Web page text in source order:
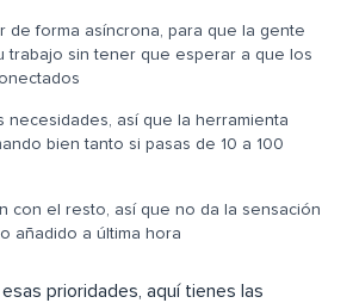
de forma asíncrona, para que la gente
trabajo sin tener que esperar a que los
necesidades, así que la herramienta
bien tanto si pasas de 10 a 100
con el resto, así que no da la sensación
añadido a última hora
prioridades, aquí tienes las